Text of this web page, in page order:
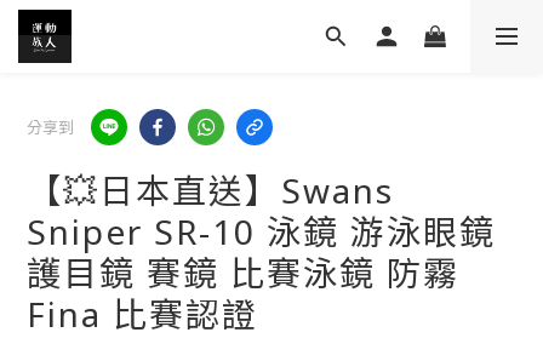
分享到
【💥日本直送】Swans
Sniper SR-10 泳鏡 游泳眼鏡
護目鏡 賽鏡 比賽泳鏡 防霧
Fina 比賽認證